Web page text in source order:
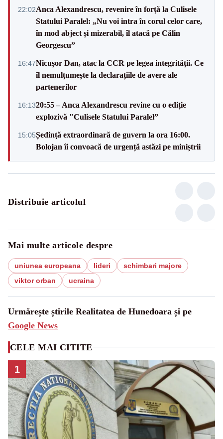
22:02Anca Alexandrescu, revenire în forță la Culisele
Statului Paralel: „Nu voi intra în corul celor care,
în mod abject și mizerabil, îl atacă pe Călin
Georgescu”
16:47Nicușor Dan, atac la CCR pe legea integrității. Ce
îl nemulțumește la declarațiile de avere ale
partenerilor
16:1320:55 – Anca Alexandrescu revine cu o ediție
explozivă "Culisele Statului Paralel”
15:05Ședință extraordinară de guvern la ora 16:00.
Bolojan îi convoacă de urgență astăzi pe miniștrii
Distribuie articolul
Mai multe articole despre
uniunea europeana lideri
schimbari majore
viktor orban
ucraina
Urmărește știrile Realitatea de Hunedoara și pe
Google News
CELE MAI CITITE
1